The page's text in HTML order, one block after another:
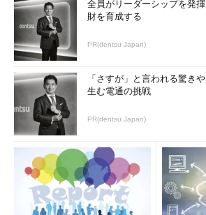
全員がリーダーシップを発
財を育成する
PR(dentsu Japan)
「さすが」と言われる驚き
生む電通の挑戦
PR(dentsu Japan)